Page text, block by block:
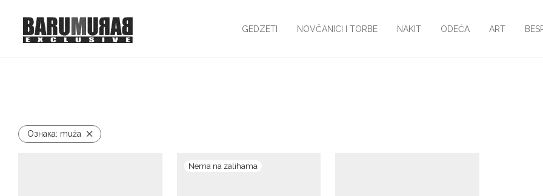
GEDZETI NOVČANICI I TORBE NAKIT ODEĆA ART
Ознака: muža